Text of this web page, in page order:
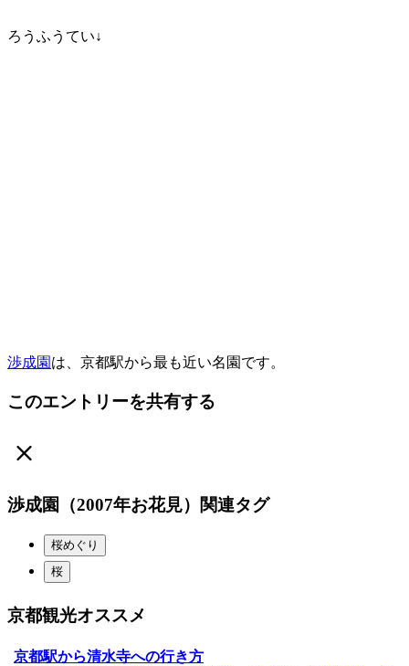
ろうふうてい↓
渉成園 は、京都駅から最も近い名園です。
このエントリーを共有する
渉成園（2007年お花見）関連タグ
桜めぐり
桜
京都観光オススメ
京都駅から清水寺への行き方